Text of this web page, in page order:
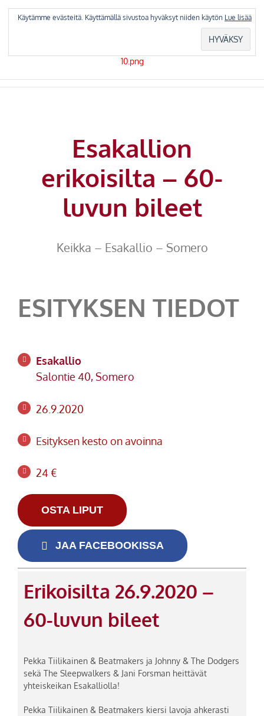
Esakallion
erikoisilta – 60-
luvun bileet
Keikka – Esakallio – Somero
ESITYKSEN TIEDOT
Esakallio
Salontie 40, Somero
26.9.2020
Esityksen kesto on avoinna
24 €
OSTA LIPUT
JAA FACEBOOKISSA
Erikoisilta 26.9.2020 –
60-luvun bileet
Pekka Tiilikainen & Beatmakers ja Johnny & The Dodgers
sekä The Sleepwalkers & Jani Forsman heittävät
yhteiskeikan Esakalliolla!
Pekka Tiilikainen & Beatmakers kiersi lavoja ahkerasti
Käytämme evästeitä. Käyttämällä sivustoa hyväksyt niiden käytön Lue lisää